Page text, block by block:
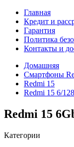
Главная
Кредит и
Гарантия
Политика
Контакты и
Домашняя
Смартфоны
Redmi 15
Redmi 15 6/
Redmi 15
Категории